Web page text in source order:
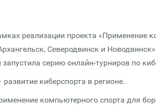
реализации проекта «Применение
Северодвинск и
серию онлайн-турниров по
киберспорта в регионе.
компьютерного спорта для